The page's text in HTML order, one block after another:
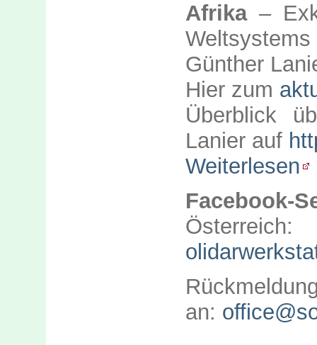
Afrika –
Günther
Hier zum
Überblick
Lanier auf
Weiterlesen
Facebook-
an: